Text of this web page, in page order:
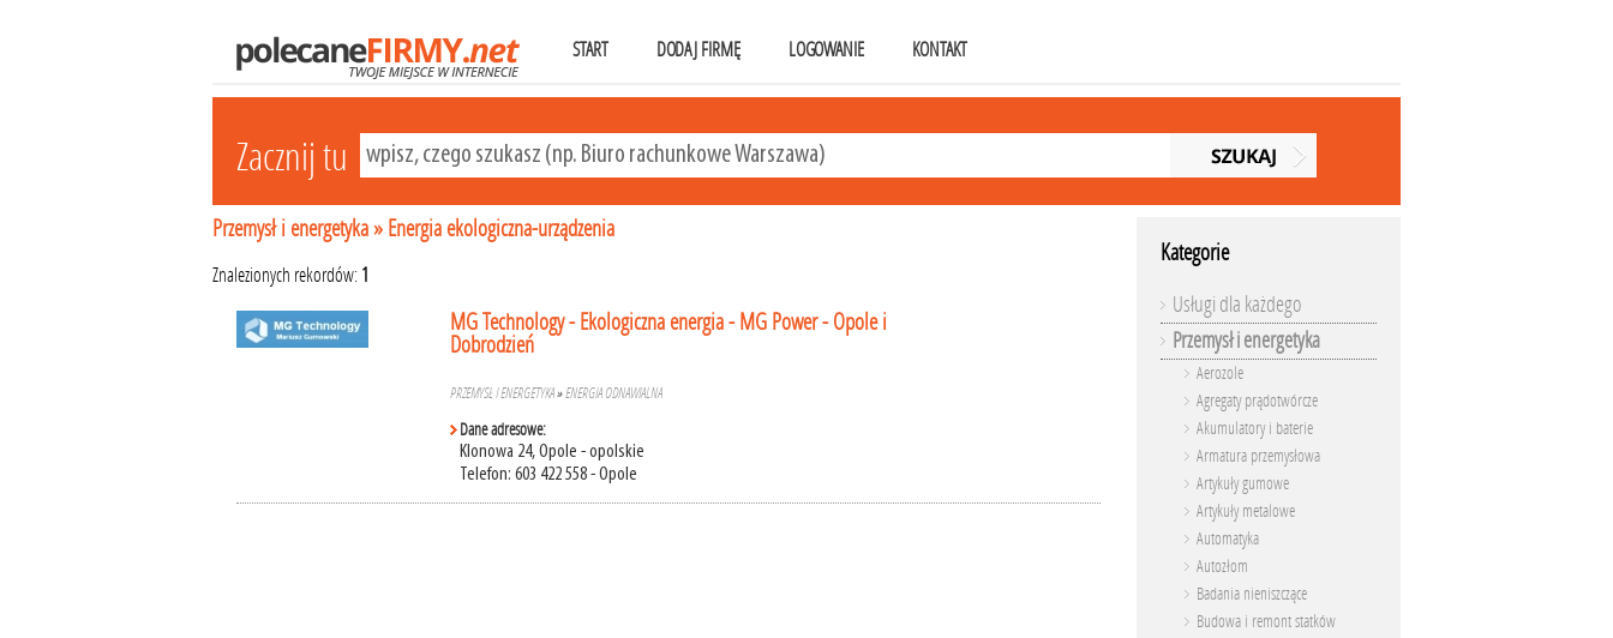
START DODAJ FIRMĘ LOGOWANIE KONTAKT
Zacznij tu
Przemysł i energetyka» Energia ekologiczna-urządzenia
Znalezionych rekordów: 1
MG Technology - Ekologiczna energia - MG Power - Opole i
Dobrodzień
PRZEMYSŁ I ENERGETYKA»ENERGIA ODNAWIALNA
Dane adresowe:
Klonowa 24, Opole - opolskie
Telefon: 603 422 558 - Opole
Kategorie
Usługi dla każdego
Przemysł i energetyka
Aerozole
Agregaty prądotwórcze
Akumulatory i baterie
Armatura przemysłowa
Artykuły gumowe
Artykuły metalowe
Automatyka
Autozłom
Badania nieniszczące
Budowa i remont statków